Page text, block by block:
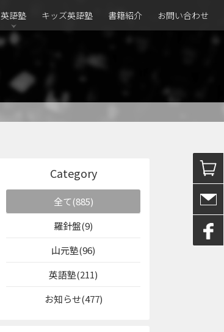
英語塾 キッズ英語塾 書籍紹介 お問い合わせ
Category
全て(885)
羅針盤(9)
山元塾(96)
英語塾(211)
お知らせ(477)